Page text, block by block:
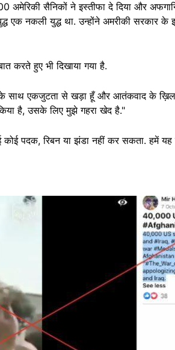
सैनिकों ने इस्तीफा दे दिया और
एक नकली युद्ध था. उन्होंने अमरीकी सरकार के
करते हुए भी दिखाया गया है.
के साथ एकजुटता से खड़ा हूँ और आतंकवाद के
है, उसके लिए मुझे गहरा खेद है."
पदक, रिबन या झंडा नहीं कर सकता. हमें यह